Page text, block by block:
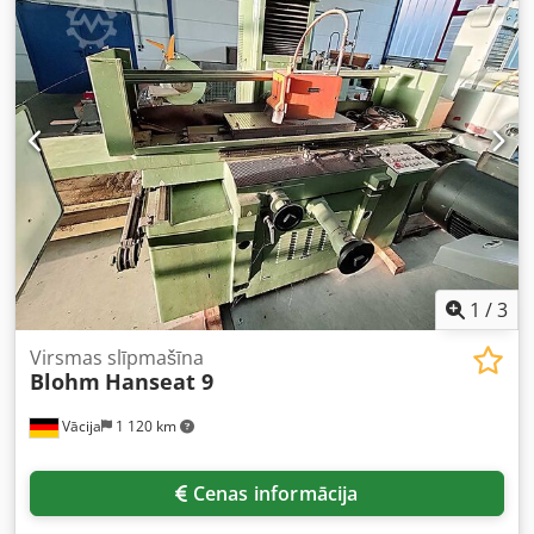
svars:3 000 kg , nepieciešamais augstums: 2 300 mm,
telpas prasība garums:2 960 mm, nepieciešamais
platums: 3 200 mm, lietota plaknes slīpmašīna Cjdpsy Ry
Dqsfx Ai Rorf Ļoti labi uzturētā stāvoklī
1 /3
Vācija 1 120 km
Virsmas slīpmašīna
Blohm Hanseat 9
Cenas informācija